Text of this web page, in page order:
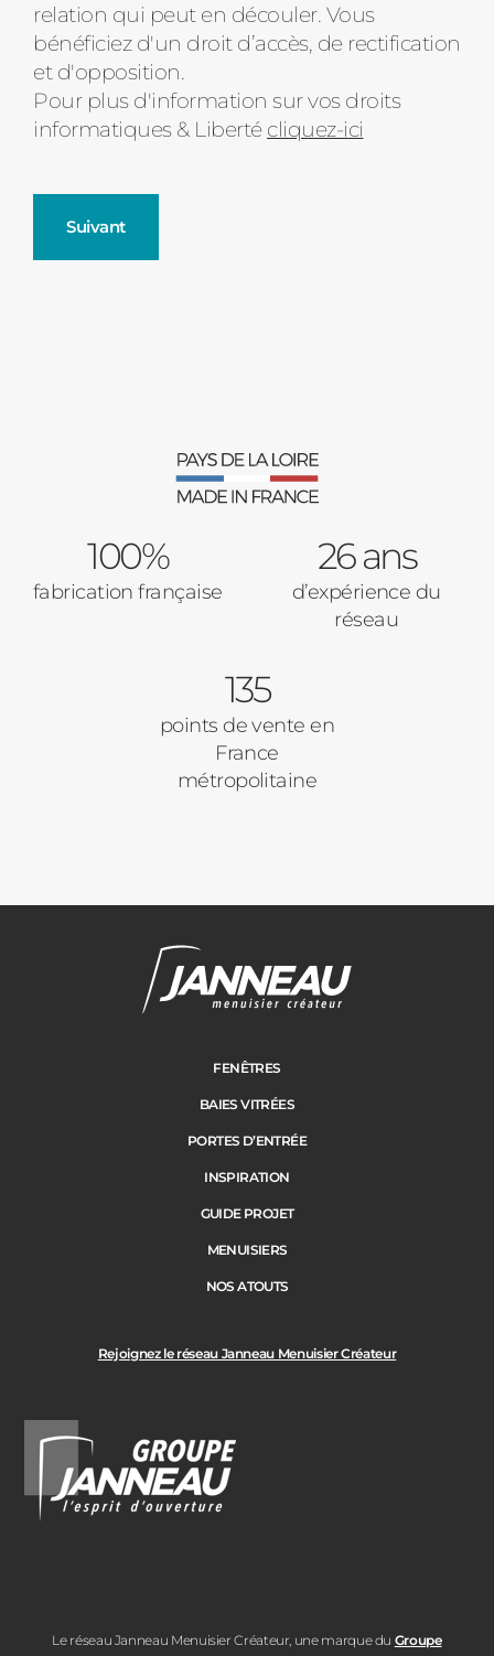
relation qui peut en découler. Vous
bénéficiez d'un droit d’accès, de rectification
et d'opposition.
Pour plus d'information sur vos droits
informatiques & Liberté cliquez-ici
Suivant
Verrière intérieures
Baies Vitrées
Volets Roulants
Pergolas
Cloture
Suivant
Pavillon
Adresse des travaux
Code Postal des travaux
100%
fabrication française
26 ans
d’expérience du
réseau
135
points de vente en
France
métropolitaine
Rejoignez le réseau Janneau Menuisier Créateur
Le réseau Janneau Menuisier Créateur, une marque du Groupe
FENÊTRES
BAIES VITRÉES
PORTES D’ENTRÉE
INSPIRATION
GUIDE PROJET
MENUISIERS
NOS ATOUTS